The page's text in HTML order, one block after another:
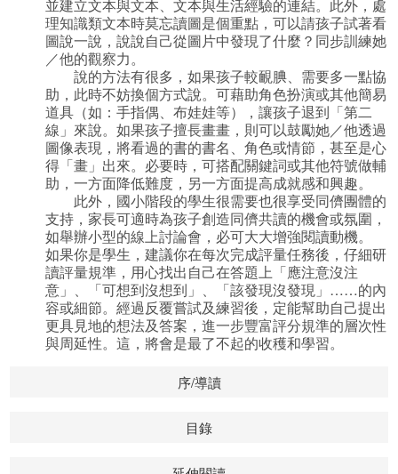
並建立文本與文本、文本與生活經驗的連結。此外，處
理知識類文本時莫忘讀圖是個重點，可以請孩子試著看
圖說一說，說說自己從圖片中發現了什麼？同步訓練她
／他的觀察力。
說的方法有很多，如果孩子較靦腆、需要多一點協
助，此時不妨換個方式說。可藉助角色扮演或其他簡易
道具（如：手指偶、布娃娃等），讓孩子退到「第二
線」來說。如果孩子擅長畫畫，則可以鼓勵她／他透過
圖像表現，將看過的書的書名、角色或情節，甚至是心
得「畫」出來。必要時，可搭配關鍵詞或其他符號做輔
助，一方面降低難度，另一方面提高成就感和興趣。
此外，國小階段的學生很需要也很享受同儕團體的
支持，家長可適時為孩子創造同儕共讀的機會或氛圍，
如舉辦小型的線上討論會，必可大大增強閱讀動機。
如果你是學生，建議你在每次完成評量任務後，仔細研
讀評量規準，用心找出自己在答題上「應注意沒注
意」、「可想到沒想到」、「該發現沒發現」……的內
容或細節。經過反覆嘗試及練習後，定能幫助自己提出
更具見地的想法及答案，進一步豐富評分規準的層次性
與周延性。這，將會是最了不起的收穫和學習。
序/導讀
目錄